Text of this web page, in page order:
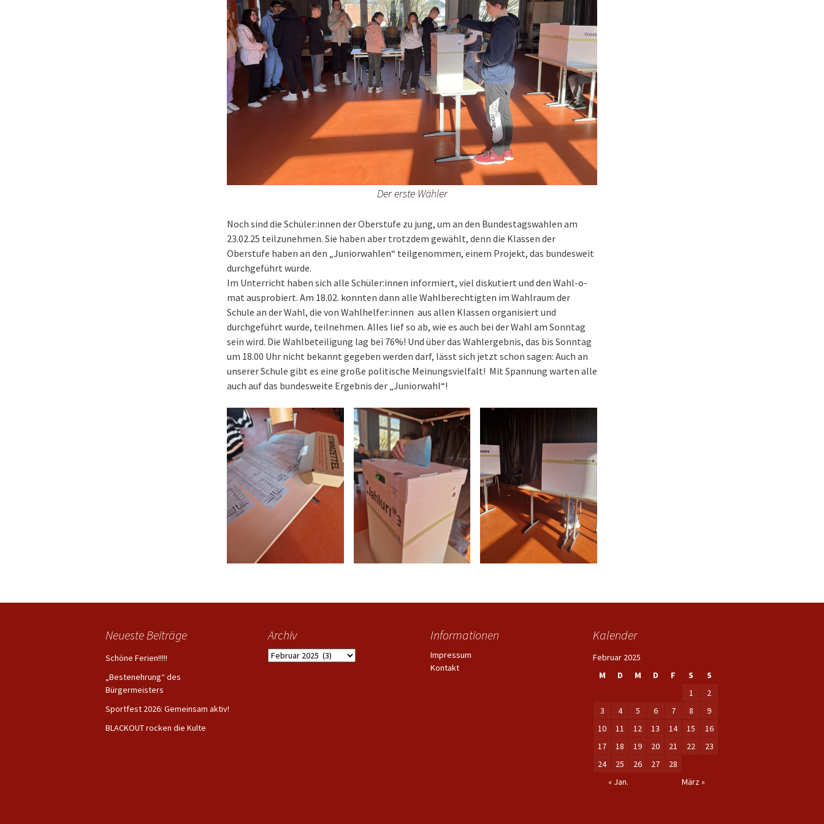
Der erste Wähler
Noch sind die Schüler:innen der Oberstufe zu jung, um an den Bundestagswahlen am
23.02.25 teilzunehmen. Sie haben aber trotzdem gewählt, denn die Klassen der
Oberstufe haben an den „Juniorwahlen“ teilgenommen, einem Projekt, das bundesweit
durchgeführt wurde.
Im Unterricht haben sich alle Schüler:innen informiert, viel diskutiert und den Wahl-o-
mat ausprobiert. Am 18.02. konnten dann alle Wahlberechtigten im Wahlraum der
Schule an der Wahl, die von Wahlhelfer:innen aus allen Klassen organisiert und
durchgeführt wurde, teilnehmen. Alles lief so ab, wie es auch bei der Wahl am Sonntag
sein wird. Die Wahlbeteiligung lag bei 76%! Und über das Wahlergebnis, das bis Sonntag
um 18.00 Uhr nicht bekannt gegeben werden darf, lässt sich jetzt schon sagen: Auch an
unserer Schule gibt es eine große politische Meinungsvielfalt! Mit Spannung warten alle
auch auf das bundesweite Ergebnis der „Juniorwahl“!
Neueste Beiträge
Schöne Ferien!!!!!
„Bestenehrung“ des
Bürgermeisters
Sportfest 2026: Gemeinsam aktiv!
BLACKOUT rocken die Kulte
Archiv
Archiv
Informationen
Impressum
Kontakt
Kalender
Februar 2025
M
D M D F S
S
1
2
3
4 5 6 7 8
9
10
11 12 13 14 15
16
17
18 19 20 21 22
23
24
25 26 27
28
« Jan.
März »